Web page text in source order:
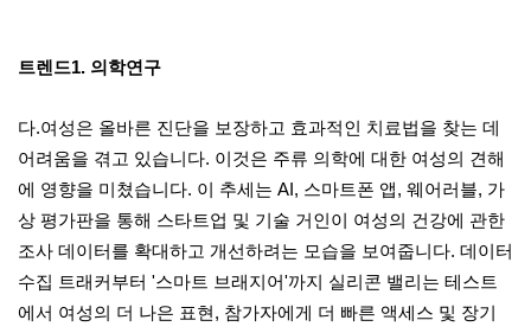
트렌드1. 의학연구
다.여성은 올바른 진단을 보장하고 효과적인 치료법을 찾는 데
어려움을 겪고 있습니다. 이것은 주류 의학에 대한 여성의 견해
에 영향을 미쳤습니다. 이 추세는 AI, 스마트폰 앱, 웨어러블, 가
상 평가판을 통해 스타트업 및 기술 거인이 여성의 건강에 관한
조사 데이터를 확대하고 개선하려는 모습을 보여줍니다. 데이터
수집 트래커부터 '스마트 브래지어'까지 실리콘 밸리는 테스트
에서 여성의 더 나은 표현, 참가자에게 더 빠른 액세스 및 장기